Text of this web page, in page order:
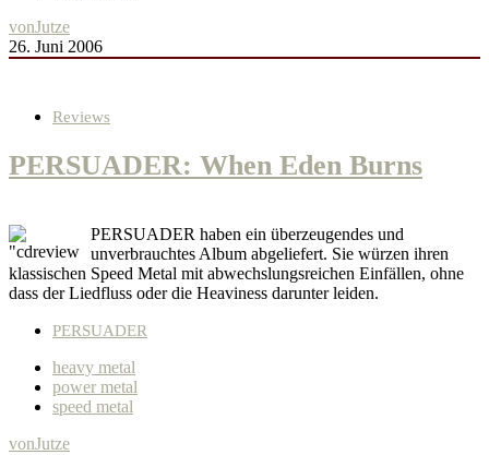
vonJutze
26. Juni 2006
Reviews
PERSUADER: When Eden Burns
PERSUADER haben ein überzeugendes und
unverbrauchtes Album abgeliefert. Sie würzen ihren
klassischen Speed Metal mit abwechslungsreichen Einfällen, ohne
dass der Liedfluss oder die Heaviness darunter leiden.
PERSUADER
heavy metal
power metal
speed metal
vonJutze